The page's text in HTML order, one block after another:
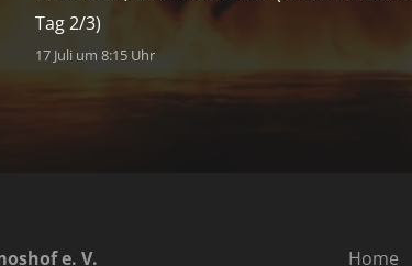
Tag 2/3)
17 Juli um 8:15 Uhr
e. V. Home